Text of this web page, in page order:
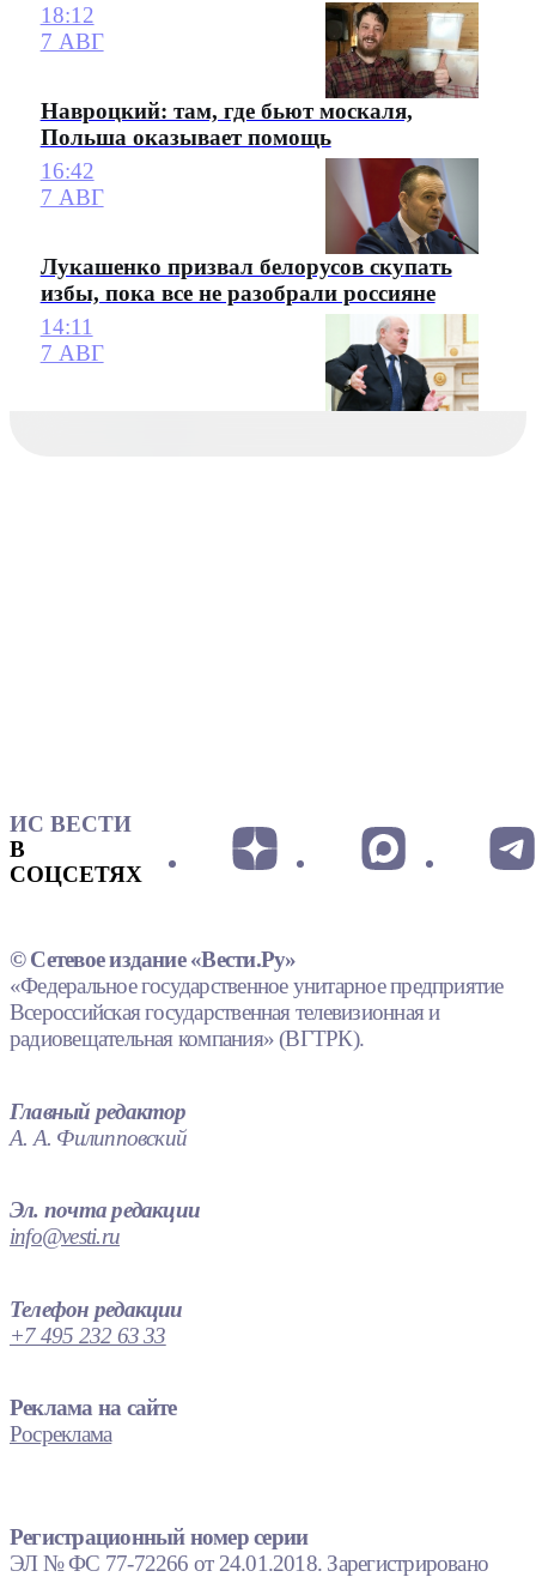
18:12
7 АВГ
Навроцкий: там, где бьют москаля,
Польша оказывает помощь
16:42
7 АВГ
Лукашенко призвал белорусов скупать
избы, пока все не разобрали россияне
14:11
7 АВГ
ИС ВЕСТИ
В
СОЦСЕТЯХ
© Сетевое издание «Вести.Ру»
«Федеральное государственное унитарное предприятие
Всероссийская государственная телевизионная и
радиовещательная компания» (ВГТРК).
Главный редактор
А. А. Филипповский
Эл. почта редакции
info@vesti.ru
Телефон редакции
+7 495 232 63 33
Реклама на сайте
Росреклама
Регистрационный номер серии
ЭЛ № ФС 77-72266 от 24.01.2018. Зарегистрировано